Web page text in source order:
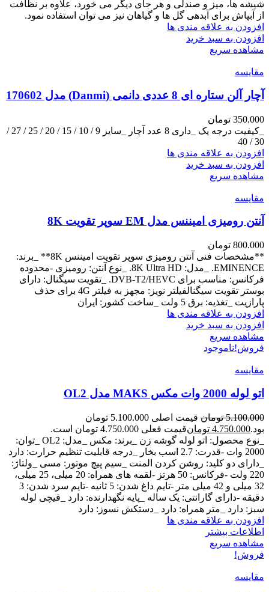
شیشه ها، میز و صندلی و هر جای دیگر می خورد، علاوه بر نظافت
از آبپاش برای آبدهی گل ها و گیاهان نیز می توان استفاده نمود.
افزودن به علاقه مندی ها
افزودن به سبد خرید
مشاهده سریع
مقایسه
آچار آلن ستاره‌ ای 8 عددی دانمی (Danmi) مدل 170602
350.000 تومان
_کیفیت درجه یک _داری 8 عدد آچار _سایز 9 / 10 / 15 / 20 / 25 / 27 /
30 / 40
افزودن به علاقه مندی ها
افزودن به سبد خرید
مشاهده سریع
مقایسه
آنتن رومیزی امیننس مدل EM سوپر تقویت 8K
800.000 تومان
**مشخصات فنی آنتن رومیزی سوپر تقویت امیننس 8K** _برند:
EMINENCE. _مدل: 8K Ultra HD. _نوع آنتن: رومیزی -محدوده
فرکانس: مناسب برای DVB-T2/HEVC. _تقویت سیگنال: دارای
بوستر تقویت سیگنالفیلتر نویز: مجهز به فیلتر 4G برای حذف
پارازیت _تغذیه: برق 5 ولت _ساخت کشور: ایران
افزودن به علاقه مندی ها
افزودن به سبد خرید
مشاهده سریع
فروش!ناموجود
مقایسه
اتو لوله 2000 وات مکس MAKS مدل OL2
5.100.000 تومان
قیمت اصلی 5.100.000 تومان
بود.4.750.000 تومانقیمت فعلی 4.750.000 تومان است.
_نوع محصول: اتو لوله گوشه زن _برند: مکس _مدل: OL2 _توان:
2000 وات -قدرت: 2.7 اسب بخار _درجه قابلیت تنظیم حرارت: دارد
_دارای دو کلید: روشن کردن المنت _سیم پیچ موتور: مسی _ولتاژ:
220 ولت -فرکانس: 50 هرتز -لقمه های همراه: 20 میلی، 25 میلی،
32 میلی و 42 میلی متر -تایم داغ شدن: 5 ثانیه -تایم سرد شدن: 3
دقیقه -دارای گارانتی: یک ساله _پایه نگهدارنده: دارد _قیچی لوله
سبز: دارد _متر همراه: دارد _دستکش نسوز: دارد
افزودن به علاقه مندی ها
اطلاعات بیشتر
مشاهده سریع
فروش!
مقایسه